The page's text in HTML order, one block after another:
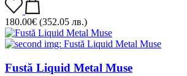
180.00€ (352.05 лв.)
Fustă Liquid Metal Muse